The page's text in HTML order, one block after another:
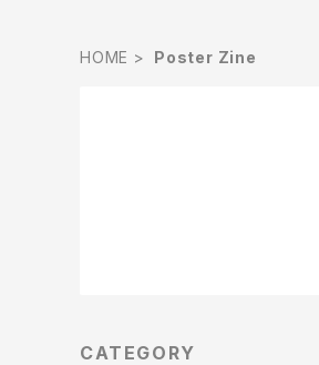
HOME Poster Zine
CATEGORY